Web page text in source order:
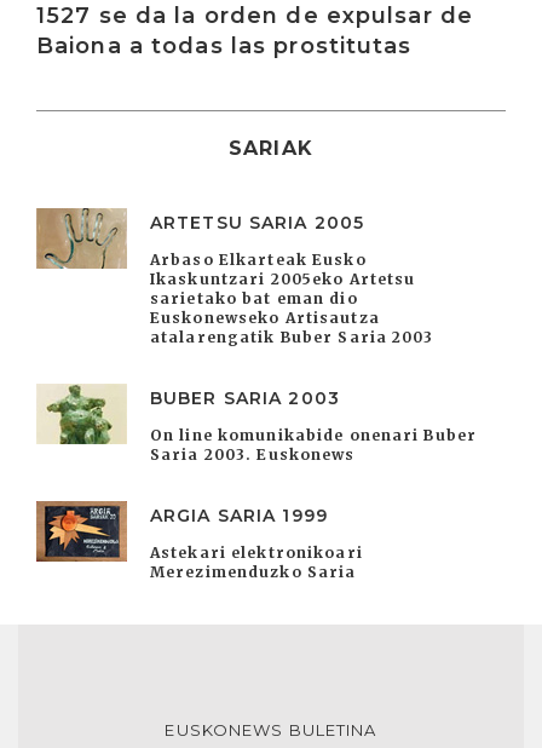
1527 se da la orden de expulsar de
Baiona a todas las prostitutas
SARIAK
ARTETSU SARIA 2005
Arbaso Elkarteak Eusko
Ikaskuntzari 2005eko Artetsu
sarietako bat eman dio
Euskonewseko Artisautza
atalarengatik Buber Saria 2003
BUBER SARIA 2003
On line komunikabide onenari Buber
Saria 2003. Euskonews
ARGIA SARIA 1999
Astekari elektronikoari
Merezimenduzko Saria
EUSKONEWS BULETINA